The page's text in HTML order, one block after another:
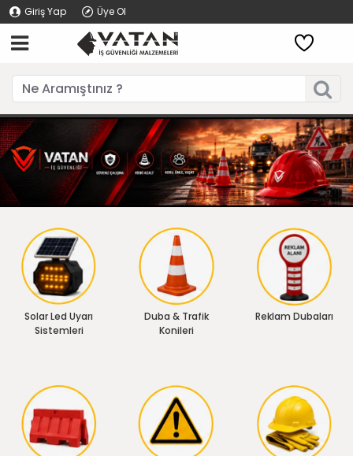
Giriş Yap Üye Ol
Solar Led Uyarı
Sistemleri
Duba & Trafik
Konileri
Reklam Dubaları